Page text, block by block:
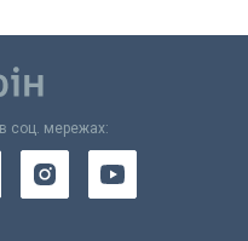
соц. мережах: